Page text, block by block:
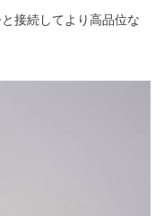
接続してより高品位な